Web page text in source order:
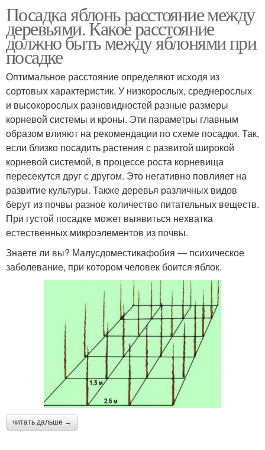
Посадка яблонь расстояние между
деревьями. Какое расстояние
должно быть между яблонями при
посадке
Оптимальное расстояние определяют исходя из
сортовых характеристик. У низкорослых, среднерослых
и высокорослых разновидностей разные размеры
корневой системы и кроны. Эти параметры главным
образом влияют на рекомендации по схеме посадки. Так,
если близко посадить растения с развитой широкой
корневой системой, в процессе роста корневища
пересекутся друг с другом. Это негативно повлияет на
развитие культуры. Также деревья различных видов
берут из почвы разное количество питательных веществ.
При густой посадке может выявиться нехватка
естественных микроэлементов из почвы.
Знаете ли вы? Малусдоместикафобия — психическое
заболевание, при котором человек боится яблок.
читать дальше →